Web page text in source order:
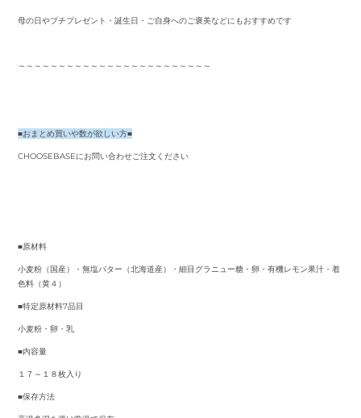
母の日やプチプレゼント・誕生日・ご自身へのご褒美などにもおすすめです
～～～～～～～～～～～～～～～～～～～～～～～～
■おまとめ買いや数が欲しい方■
CHOOSEBASEにお問い合わせご注文ください
■原材料
小麦粉（国産）・無塩バター（北海道産）・細目グラニュー糖・卵・有機レモン果汁・着
色料（黄４）
■特定原材料7品目
小麦粉・卵・乳
■内容量
１７～１８枚入り
■保存方法